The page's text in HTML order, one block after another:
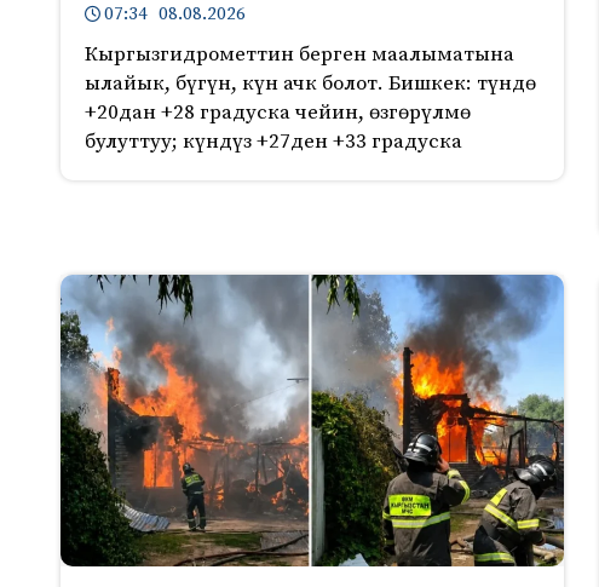
07:34 08.08.2026
Кыргызгидрометтин берген маалыматына
ылайык, бүгүн, күн ачк болот. Бишкек: түндө
+20дан +28 градуска чейин, өзгөрүлмө
булуттуу; күндүз +27ден +33 градуска